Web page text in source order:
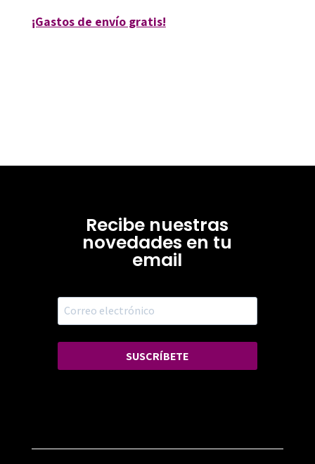
¡Gastos de envío gratis!
Recibe nuestras
novedades en tu
email
SUSCRÍBETE